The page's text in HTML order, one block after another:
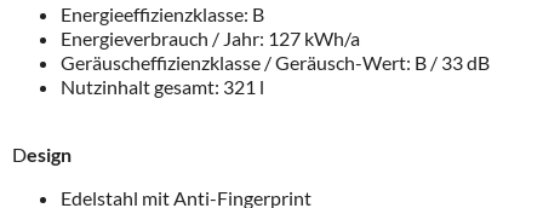
Energieeffizienzklasse: B
Energieverbrauch / Jahr: 127 kWh/a
Geräuscheffizienzklasse / Geräusch-Wert: B / 33 dB
Nutzinhalt gesamt: 321 l
Design
Edelstahl mit Anti-Fingerprint